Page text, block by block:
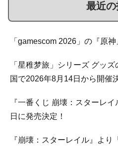
最近
「gamescom 2026」の『原
「星稚梦旅」シリーズ グッ
国で2026年8月14日から開催
『一番くじ 崩壊：スターレ
日に発売決定！
『崩壊：スターレイル』よ